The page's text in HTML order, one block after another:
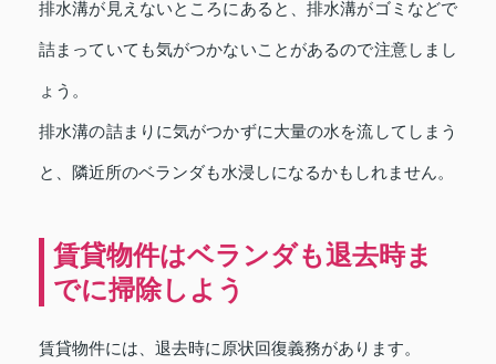
排水溝が見えないところにあると、排水溝がゴミなどで
詰まっていても気がつかないことがあるので注意しまし
ょう。
排水溝の詰まりに気がつかずに大量の水を流してしまう
と、隣近所のベランダも水浸しになるかもしれません。
賃貸物件はベランダも退去時ま
でに掃除しよう
賃貸物件には、退去時に原状回復義務があります。